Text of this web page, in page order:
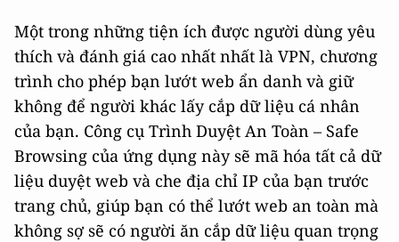
Một trong những tiện ích được người dùng yêu
thích và đánh giá cao nhất nhất là VPN, chương
trình cho phép bạn lướt web ẩn danh và giữ
không để người khác lấy cắp dữ liệu cá nhân
của bạn. Công cụ Trình Duyệt An Toàn – Safe
Browsing của ứng dụng này sẽ mã hóa tất cả dữ
liệu duyệt web và che địa chỉ IP của bạn trước
trang chủ, giúp bạn có thể lướt web an toàn mà
không sợ sẽ có người ăn cắp dữ liệu quan trọng